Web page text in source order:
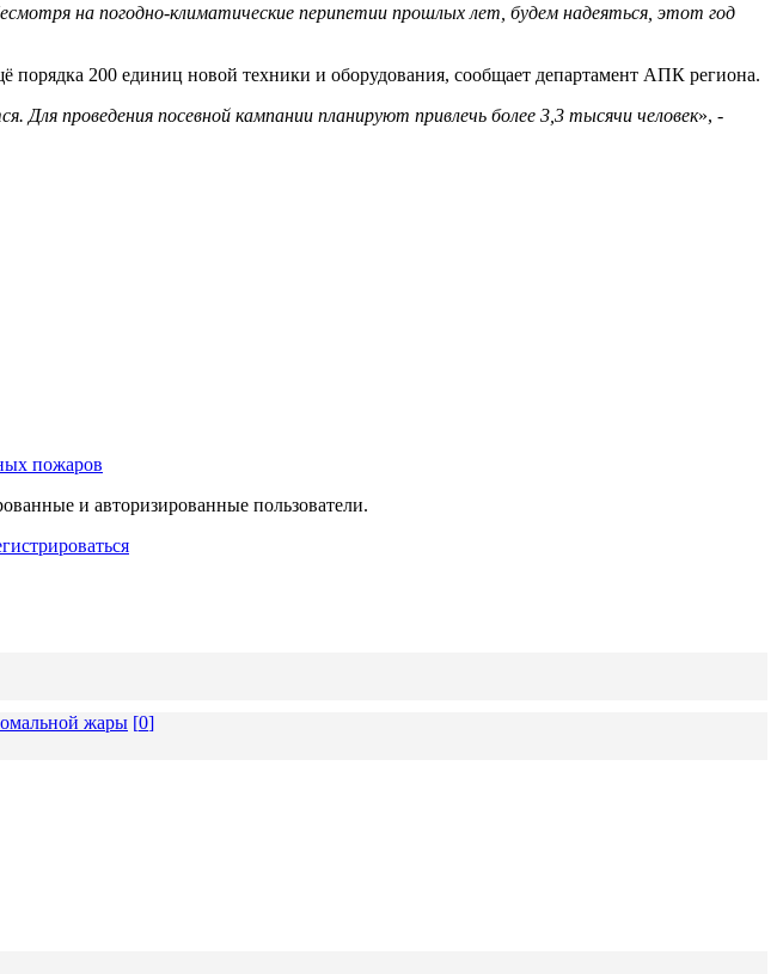
на погодно-климатические перипетии прошлых лет, будем надеяться, этот год
порядка 200 единиц новой техники и оборудования, сообщает департамент АПК региона.
проведения посевной кампании планируют привлечь более 3,3 тысячи человек», -
пожаров
и авторизированные пользователи.
жары [0]